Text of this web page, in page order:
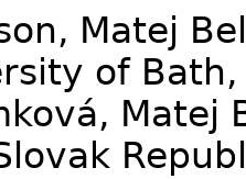
Matej
of
Matej